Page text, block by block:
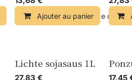
Ajouter à la liste de
Ajouter au panier
Lichte sojasaus 1L
27,83 € 17,45